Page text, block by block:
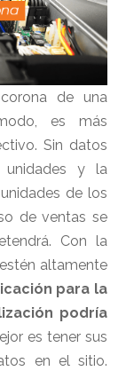
de una
es más
Sin datos
y la
de los
de ventas se
Con la
altamente
para la
podría
es tener sus
en el sitio.